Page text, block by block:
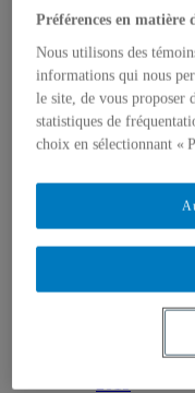
Cours et
Place aux
Ressources
Engagement
Vers une
Présence
Événements
2025
2023
2022
Préférences en matière
Nous utilisons des
informations qui nous
le site, de vous proposer
statistiques de
choix en sélectionnant «